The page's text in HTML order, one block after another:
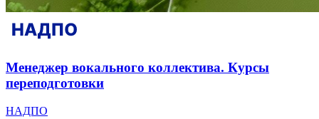
Менеджер вокального коллектива. Курсы
переподготовки
НАДПО